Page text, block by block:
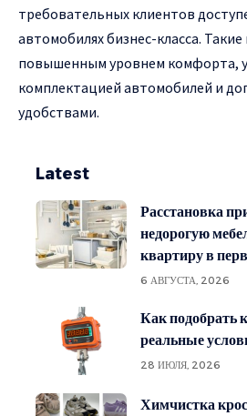
требовательных клиентов
автомобилях бизнес-класса.
повышенным уровнем комфорта,
комплектацией автомобилей и
удобствами.
Latest
Расстановка
недорогую
квартиру в
6 АВГУСТА, 2026
Как подобрать
реальные
28 ИЮЛЯ, 2026
Химчистка